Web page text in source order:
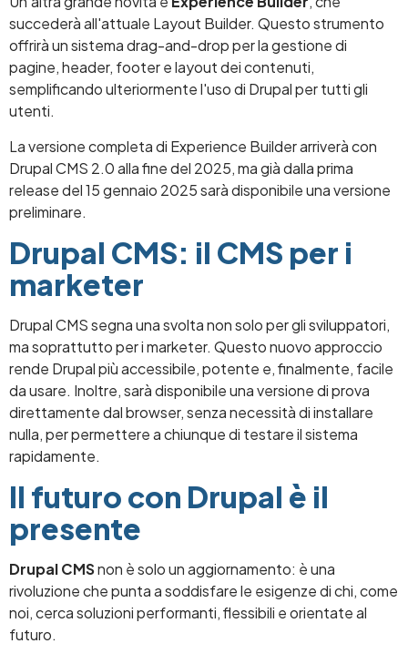
succederà all'attuale Layout Builder. Questo strumento
offrirà un sistema drag-and-drop per la gestione di
pagine, header, footer e layout dei contenuti,
semplificando ulteriormente l'uso di Drupal per tutti gli
utenti.
La versione completa di Experience Builder arriverà con
Drupal CMS 2.0 alla fine del 2025, ma già dalla prima
release del 15 gennaio 2025 sarà disponibile una versione
preliminare.
Drupal CMS: il CMS per i
marketer
Drupal CMS segna una svolta non solo per gli sviluppatori,
ma soprattutto per i marketer. Questo nuovo approccio
rende Drupal più accessibile, potente e, finalmente, facile
da usare. Inoltre, sarà disponibile una versione di prova
direttamente dal browser, senza necessità di installare
nulla, per permettere a chiunque di testare il sistema
rapidamente.
Il futuro con Drupal è il
presente
Drupal CMSnon è solo un aggiornamento: è una
rivoluzione che punta a soddisfare le esigenze di chi, come
noi, cerca soluzioni performanti, flessibili e orientate al
futuro.